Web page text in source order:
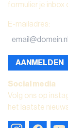
formulier je inbox
E-mailadres:
AANMELDEN
Social media
Volg ons op
het laatste